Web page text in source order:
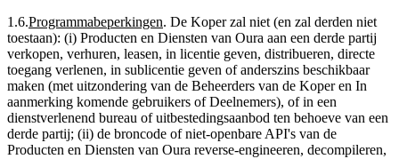
1.6.Programmabeperkingen. De Koper zal niet (en zal derden niet
toestaan): (i) Producten en Diensten van Oura aan een derde partij
verkopen, verhuren, leasen, in licentie geven, distribueren, directe
toegang verlenen, in sublicentie geven of anderszins beschikbaar
maken (met uitzondering van de Beheerders van de Koper en In
aanmerking komende gebruikers of Deelnemers), of in een
dienstverlenend bureau of uitbestedingsaanbod ten behoeve van een
derde partij; (ii) de broncode of niet-openbare API's van de
Producten en Diensten van Oura reverse-engineeren, decompileren,